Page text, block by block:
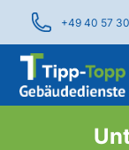
+49 40 57